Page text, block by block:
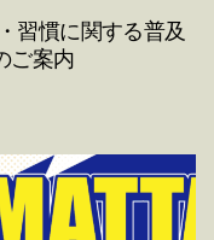
習慣に関する普及
ご案内